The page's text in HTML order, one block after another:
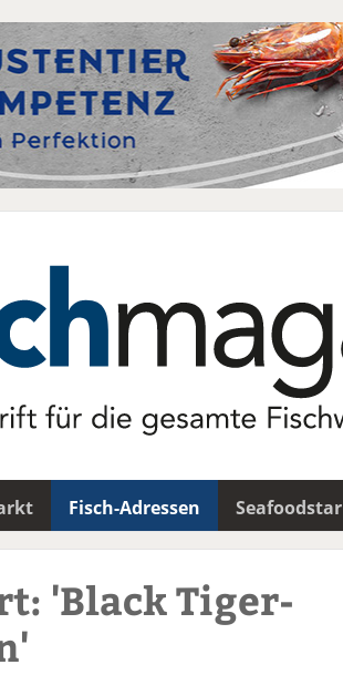
Fisch-Adressen Seafoodstar
'Black Tiger-